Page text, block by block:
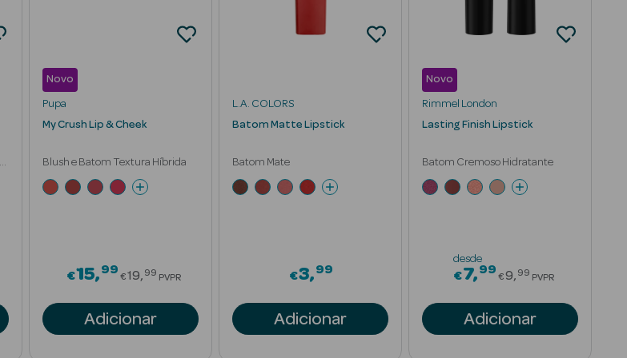
Novo
Pupa
My Crush Lip & Cheek
Blush e Batom Textura Híbrida
€15 99Price reduced from
€19 99 PVPR
Adicionar
L.A. COLORS
Batom Matte Lipstick
Batom Mate
€3 99
Adicionar
Novo
Rimmel London
Lasting Finish Lipstick
Batom Cremoso Hidratante
desde
€7 99Price reduced
€9 99 PVPR
Adicionar